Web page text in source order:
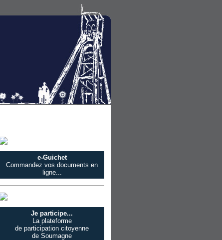
e-Guichet
Commandez vos documents en
ligne...
Je participe...
La plateforme
de participation citoyenne
de Soumagne